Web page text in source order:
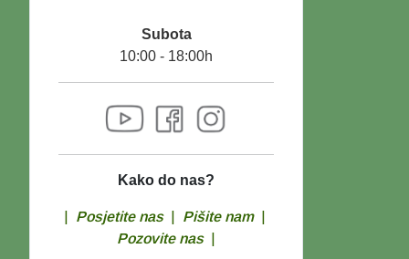
Subota
10:00 - 18:00h
Kako do nas?
Posjetite nas| Pišite nam
Pozovite nas